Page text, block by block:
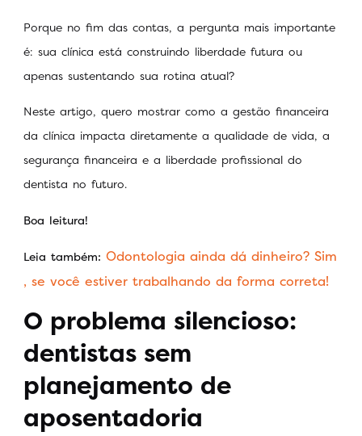
Porque no fim das contas, a pergunta mais importante
é: sua clínica está construindo liberdade futura ou
apenas sustentando sua rotina atual?
Neste artigo, quero mostrar como a gestão financeira
da clínica impacta diretamente a qualidade de vida, a
segurança financeira e a liberdade profissional do
dentista no futuro.
Boa leitura!
Leia também: Odontologia ainda dá dinheiro? Sim
, se você estiver trabalhando da forma correta!
O problema silencioso:
dentistas sem
planejamento de
aposentadoria